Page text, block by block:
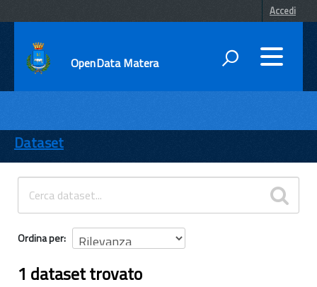
Accedi
OpenData Matera
ENTI
TEMI
INFORMAZIONI
Dataset
Ordina per
1 dataset trovato